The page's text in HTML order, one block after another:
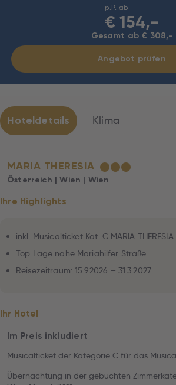
p.P. ab
€ 154,-
Gesamt ab € 308,-
Angebot prüfen
Hoteldetails Klima
MARIA THERESIA ★★★
Österreich | Wien | Wien
Ihre Highlights
inkl. Musicalticket Kat. C MARIA THERESIA
Top Lage nahe Mariahilfer Straße
Reisezeitraum: 15.9.2026 – 31.3.2027
Ihr Hotel
Im Preis inkludiert
Musicalticket der Kategorie C für das Musical
Übernachtung in der gebuchten